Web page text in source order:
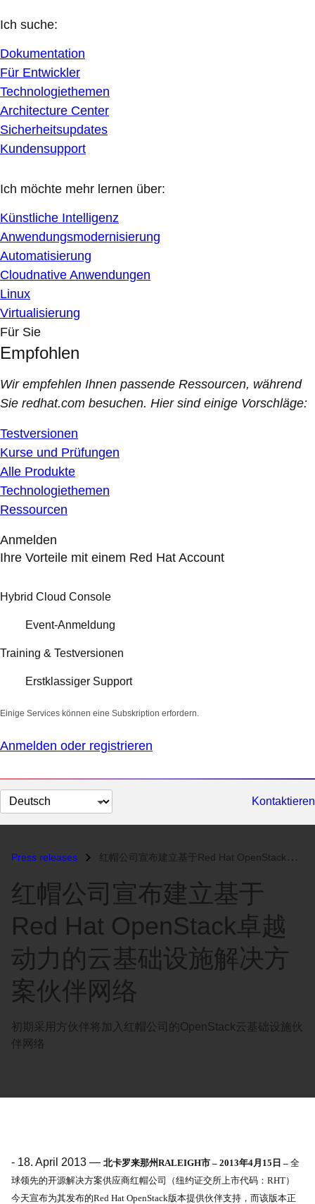
Ich suche:
Dokumentation
Für Entwickler
Technologiethemen
Architecture Center
Sicherheitsupdates
Kundensupport
Ich möchte mehr lernen über:
Künstliche Intelligenz
Anwendungsmodernisierung
Automatisierung
Cloudnative Anwendungen
Linux
Virtualisierung
Für Sie
Empfohlen
Wir empfehlen Ihnen passende Ressourcen, während
Sie redhat.com besuchen. Hier sind einige Vorschläge:
Testversionen
Kurse und Prüfungen
Alle Produkte
Technologiethemen
Ressourcen
Anmelden
Ihre Vorteile mit einem Red Hat Account
Hybrid Cloud Console
Event-Anmeldung
Training & Testversionen
Erstklassiger Support
Einige Services können eine Subskription erfordern.
Anmelden oder registrieren
Sprache
auswählen
Kontaktieren
Press releases 红帽公司宣布建立基于Red Hat OpenStack卓越动力的云基础设施解决方案伙伴网络...
红帽公司宣布建立基于
Red Hat OpenStack卓越
动力的云基础设施解决方
案伙伴网络
初期采用方伙伴将加入红帽公司的OpenStack云基础设施伙
伴网络
- 18. April 2013 — 北卡罗来那州RALEIGH市 – 2013年4月 15 日 – 全
球领先的开源解决方案供应商红帽公司（纽约证交所上市代码： RHT）
今天宣布为其发布的Red Hat OpenStack版本提供伙伴支持，而该版本正